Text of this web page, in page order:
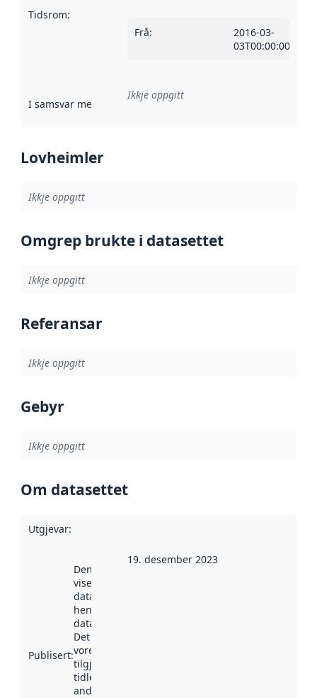
Tidsrom:
Frå:
2016-03-
03T00:00:00Z
I samsvar med Referanse til ei implementeringsregel eller
Ikkje oppgitt
Lovheimler
Ikkje oppgitt
Omgrep brukte i datasettet
Ikkje oppgitt
Referansar
Ikkje oppgitt
Gebyr
Ikkje oppgitt
Om datasettet
Utgjevar:
Publisert:
Denne datoen
viser når
datasettet vart
henta inn av
data.norge.no.
Det kan ha
vore
tilgjengeleg
tidlegare
andre stader.
19. desember 2023